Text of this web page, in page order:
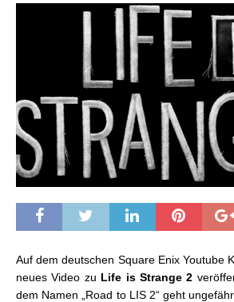
Auf dem deutschen Square Enix Youtube
neues Video zu Life is Strange 2
dem Namen „Road to LIS 2“ geht